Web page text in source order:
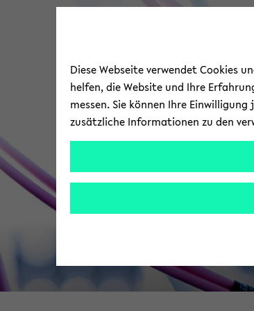
Diese Webseite verwendet Cookies
helfen, die Website und Ihre
messen. Sie können Ihre
zusätzliche Informationen zu den